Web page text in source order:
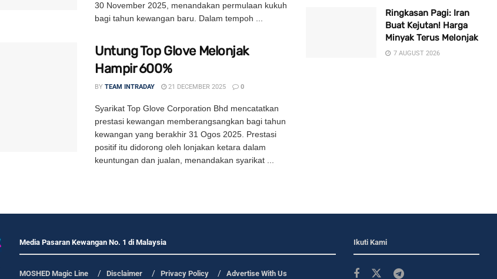
30 November 2025, menandakan permulaan kukuh
bagi tahun kewangan baru. Dalam tempoh ...
Untung Top Glove Melonjak
Hampir 600%
BY TEAM INTRADAY 21 DECEMBER 2025 0
Syarikat Top Glove Corporation Bhd mencatatkan
prestasi kewangan memberangsangkan bagi tahun
kewangan yang berakhir 31 Ogos 2025. Prestasi
positif itu didorong oleh lonjakan ketara dalam
keuntungan dan jualan, menandakan syarikat ...
Ringkasan Pagi: Iran
Buat Kejutan! Harga
Minyak Terus Melonjak
7 AUGUST 2026
Media Pasaran Kewangan No. 1 di Malaysia
MOSHED Magic Line Disclaimer Privacy Policy Advertise With Us
Ikuti Kami